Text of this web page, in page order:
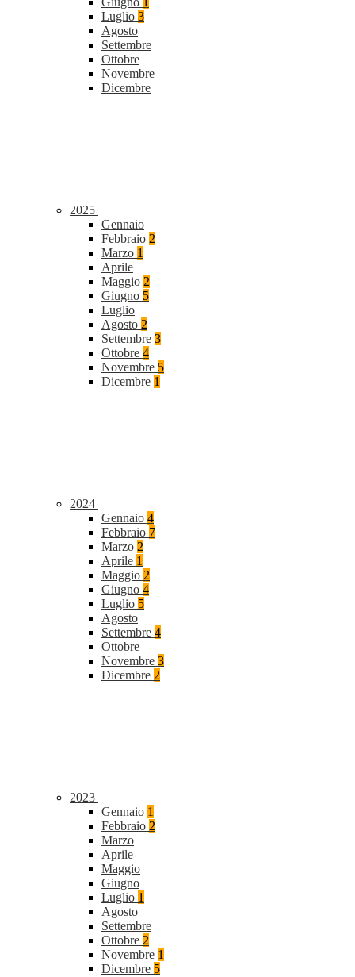
Luglio 3
Agosto
Settembre
Ottobre
Novembre
Dicembre
2025
Gennaio
Febbraio 2
Marzo 1
Aprile
Maggio 2
Giugno 5
Luglio
Agosto 2
Settembre 3
Ottobre 4
Novembre 5
Dicembre 1
2024
Gennaio 4
Febbraio 7
Marzo 2
Aprile 1
Maggio 2
Giugno 4
Luglio 5
Agosto
Settembre 4
Ottobre
Novembre 3
Dicembre 2
2023
Gennaio 1
Febbraio 2
Marzo
Aprile
Maggio
Giugno
Luglio 1
Agosto
Settembre
Ottobre 2
Novembre 1
Dicembre 5